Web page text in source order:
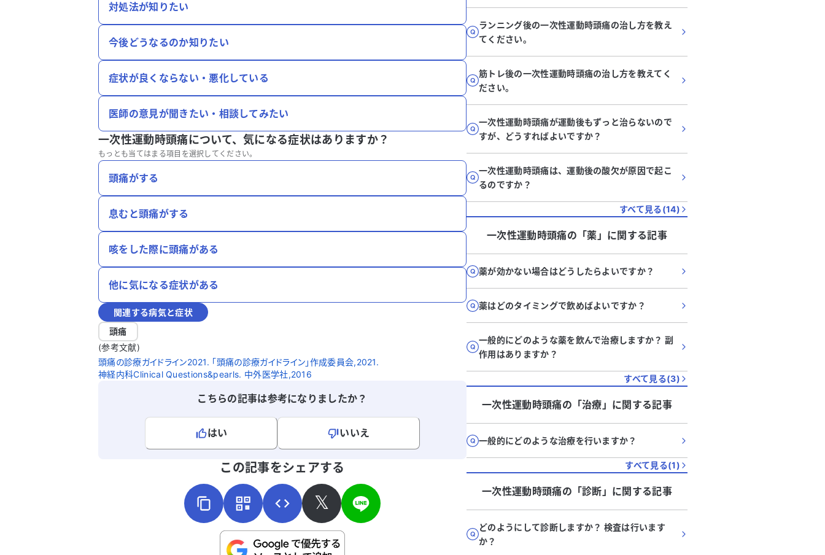
対処法が知りたい
今後どうなるのか知りたい
症状が良くならない・悪化している
医師の意見が聞きたい・相談してみたい
一次性運動時頭痛について、気になる症状はありますか？
もっとも当てはまる項目を選択してください。
頭痛がする
息むと頭痛がする
咳をした際に頭痛がある
他に気になる症状がある
関連する病気と症状
頭痛
(参考文献)
頭痛の診療ガイドライン2021. 「頭痛の診療ガイドライン」作成委員会,2021.
神経内科Clinical Questions&pearls. 中外医学社,2016
こちらの記事は参考になりましたか？
はい
いいえ
こちらは送信専用のフォームです。氏名やご自身の病気の詳細などの個人情報は入れないでくだ
この記事をシェアする
𝕏
ランニング後の一次性運動時頭痛の治し方を教え
てください。
筋トレ後の一次性運動時頭痛の治し方を教えてく
ださい。
一次性運動時頭痛が運動後もずっと治らないので
すが、どうすればよいですか？
一次性運動時頭痛は、運動後の酸欠が原因で起こ
るのですか？
すべて見る(14)
一次性運動時頭痛の「薬 」に関する記事
薬が効かない場合はどうしたらよいですか？
薬はどのタイミングで飲めばよいですか？
一般的にどのような薬を飲んで治療しますか？ 副
作用はありますか？
すべて見る(3)
一次性運動時頭痛の「治療 」に関する記事
一般的にどのような治療を行いますか？
すべて見る(1)
一次性運動時頭痛の「診断 」に関する記事
どのようにして診断しますか？ 検査は行います
か？